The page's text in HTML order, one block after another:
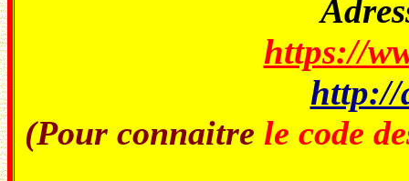
https://
http://
(Pour connaitre le code